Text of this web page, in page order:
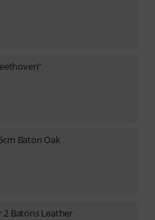
Baton Oak
2 Batons Leather